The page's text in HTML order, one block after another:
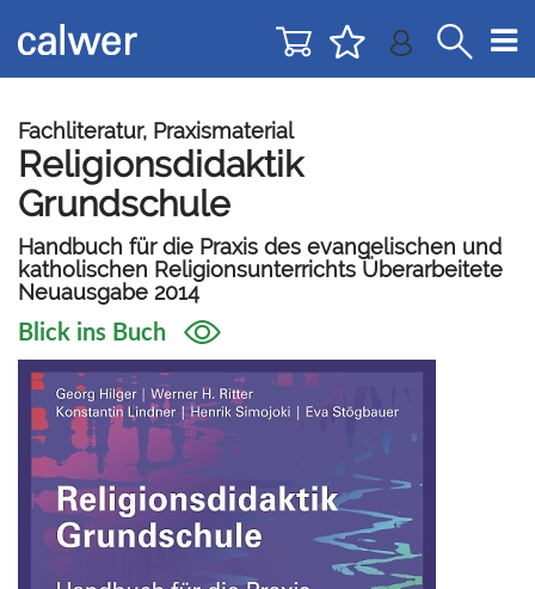
zur
Navigation
zum
Inhalt
Fachliteratur, Praxismaterial
Religionsdidaktik
Grundschule
Handbuch für die Praxis des evangelischen und
katholischen Religionsunterrichts Überarbeitete
Neuausgabe 2014
Blick ins Buch